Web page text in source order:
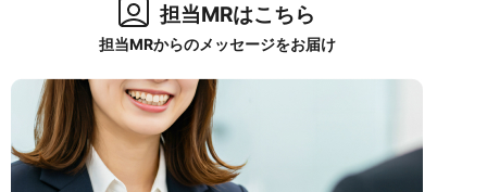
担当MRはこちら
担当MRからのメッセージをお届け